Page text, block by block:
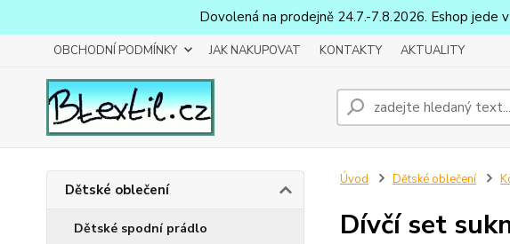
Dovolená na prodejně 24.7.-7.8.2026. Eshop
OBCHODNÍ PODMÍNKY JAK NAKUPOVAT KONTAKTY AKTUALITY
Dětské oblečení
Dětské spodní prádlo
Úvod Dětské oblečení
Dívčí set